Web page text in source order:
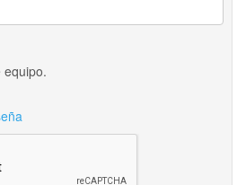
equipo.